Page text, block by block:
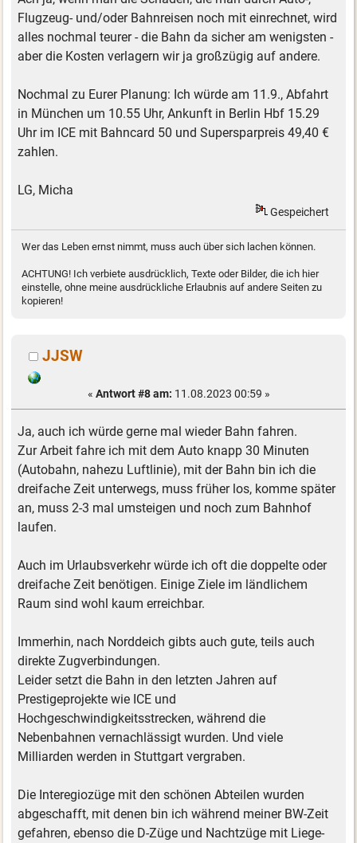
Flugzeug- und/oder Bahnreisen noch mit einrechnet, wird
alles nochmal teurer - die Bahn da sicher am wenigsten -
aber die Kosten verlagern wir ja großzügig auf andere.
Nochmal zu Eurer Planung: Ich würde am 11.9., Abfahrt
in München um 10.55 Uhr, Ankunft in Berlin Hbf 15.29
Uhr im ICE mit Bahncard 50 und Supersparpreis 49,40 €
zahlen.
LG, Micha
Gespeichert
Wer das Leben ernst nimmt, muss auch über sich lachen können.
ACHTUNG! Ich verbiete ausdrücklich, Texte oder Bilder, die ich hier
einstelle, ohne meine ausdrückliche Erlaubnis auf andere Seiten zu
kopieren!
JJSW
« Antwort #8 am: 11.08.2023 00:59 »
Ja, auch ich würde gerne mal wieder Bahn fahren.
Zur Arbeit fahre ich mit dem Auto knapp 30 Minuten
(Autobahn, nahezu Luftlinie), mit der Bahn bin ich die
dreifache Zeit unterwegs, muss früher los, komme später
an, muss 2-3 mal umsteigen und noch zum Bahnhof
laufen.
Auch im Urlaubsverkehr würde ich oft die doppelte oder
dreifache Zeit benötigen. Einige Ziele im ländlichem
Raum sind wohl kaum erreichbar.
Immerhin, nach Norddeich gibts auch gute, teils auch
direkte Zugverbindungen.
Leider setzt die Bahn in den letzten Jahren auf
Prestigeprojekte wie ICE und
Hochgeschwindigkeitsstrecken, während die
Nebenbahnen vernachlässigt wurden. Und viele
Milliarden werden in Stuttgart vergraben.
Die Interegiozüge mit den schönen Abteilen wurden
abgeschafft, mit denen bin ich während meiner BW-Zeit
gefahren, ebenso die D-Züge und Nachtzüge mit Liege-